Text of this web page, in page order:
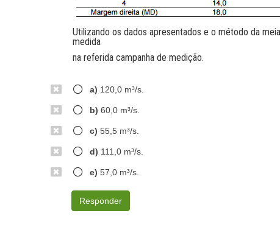
Utilizando os dados apresentados e o método da
medida
na referida campanha de medição.
a) 120,0 m³/s.
b) 60,0 m³/s.
c) 55,5 m³/s.
d) 111,0 m³/s.
e) 57,0 m³/s.
Responder